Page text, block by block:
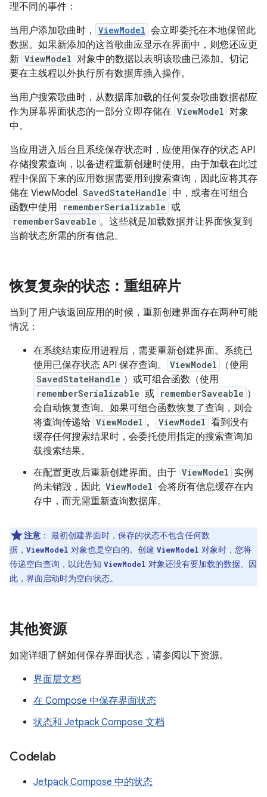
理不同的事件：
当用户添加歌曲时，
ViewModel 会立即委托在本地保留此
数据。如果新添加的这首歌曲应显示在界面中，则您还应更
新 ViewModel 对象中的数据以表明该歌曲已添加。切记
要在主线程以外执行所有数据库插入操作。
当用户搜索歌曲时，从数据库加载的任何复杂歌曲数据都应
作为屏幕界面状态的一部分立即存储在 ViewModel 对象
中。
当应用进入后台且系统保存状态时，应使用保存的状态 API
存储搜索查询，以备进程重新创建时使用。由于加载在此过
程中保留下来的应用数据需要用到搜索查询，因此应将其存
储在 ViewModel SavedStateHandle 中，或者在可组合
函数中使用
rememberSerializable 或
rememberSaveable 。这些就是加载数据并让界面恢复到
当前状态所需的所有信息。
恢复复杂的状态：重组碎片
当到了用户该返回应用的时候，重新创建界面存在两种可能
情况：
在系统结束应用进程后，需要重新创建界面。系统已
使用已保存状态 API 保存查询。
ViewModel （使用
SavedStateHandle ）或可组合函数（使用
rememberSerializable 或 rememberSaveable ）
会自动恢复查询。如果可组合函数恢复了查询，则会
将查询传递给 ViewModel 。 ViewModel 看到没有
缓存任何搜索结果时，会委托使用指定的搜索查询加
载搜索结果。
在配置更改后重新创建界面。由于 ViewModel 实例
尚未销毁，因此 ViewModel 会将所有信息缓存在内
存中，而无需重新查询数据库。
注意 ： 最初创建界面时，保存的状态不包含任何数
据， ViewModel 对象也是空白的。创建 ViewModel 对象时，您将
传递空白查询，以此告知 ViewModel 对象还没有要加载的数据。因
此，界面启动时为空白状态。
其他资源
如需详细了解如何保存界面状态，请参阅以下资源。
界面层文档
在 Compose 中保存界面状态
状态和 Jetpack Compose 文档
Codelab
Jetpack Compose 中的状态